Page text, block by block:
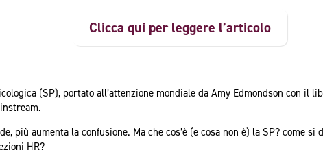
Clicca qui per leggere l’articolo
(SP), portato all’attenzione mondiale da Amy Edmondson con il
più aumenta la confusione. Ma che cos’è (e cosa non è) la SP? come si
HR?